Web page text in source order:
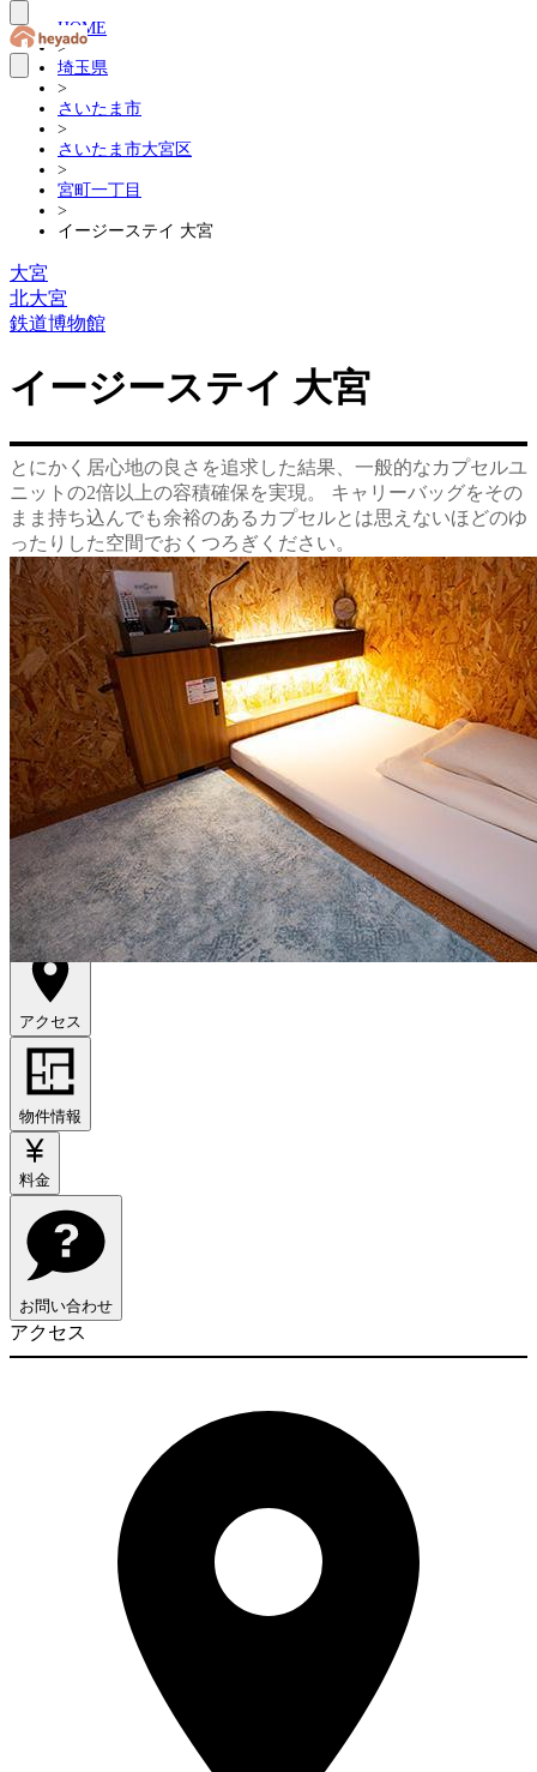
HOME
>
埼玉県
>
さいたま市
>
さいたま市大宮区
>
宮町一丁目
>
イージーステイ 大宮
大宮
北大宮
鉄道博物館
イージーステイ 大宮
とにかく居心地の良さを追求した結果、一般的なカプセルユ
ニットの2倍以上の容積確保を実現。 キャリーバッグをその
まま持ち込んでも余裕のあるカプセルとは思えないほどのゆ
ったりした空間でおくつろぎください。
出典：https://eegeestay.jp
アクセス
物件情報
料金
お問い合わせ
アクセス